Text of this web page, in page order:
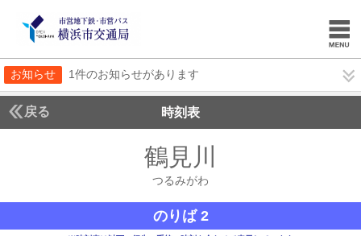
お知らせ 1件のお知らせがあります
戻る 時刻表
鶴見川
つるみがわ
のりば 2